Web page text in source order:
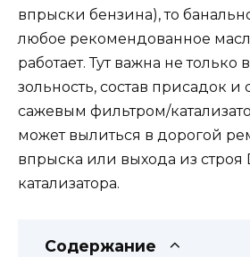
впрыски бензина), то
любое рекомендованное
работает. Тут важна не только
зольность, состав присадок и
сажевым фильтром/
может вылиться в дорогой
впрыска или выхода из строя
катализатора.
Содержание